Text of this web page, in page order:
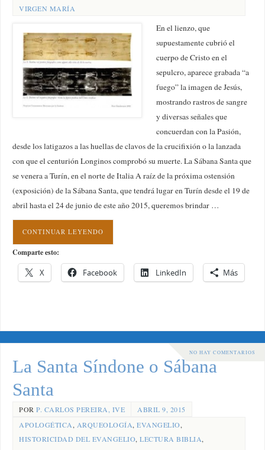
VIRGEN MARÍA
En el lienzo, que
supuestamente cubrió el
cuerpo de Cristo en el
sepulcro, aparece grabada “a
fuego” la imagen de Jesús,
mostrando rastros de sangre
y diversas señales que
concuerdan con la Pasión,
desde los latigazos a las huellas de clavos de la crucifixión o la lanzada
con que el centurión Longinos comprobó su muerte. La Sábana Santa que
se venera a Turín, en el norte de Italia A raíz de la próxima ostensión
(exposición) de la Sábana Santa, que tendrá lugar en Turín desde el 19 de
abril hasta el 24 de junio de este año 2015, queremos brindar …
CONTINUAR LEYENDO
Comparte esto:
X Facebook LinkedIn Más
NO HAY COMENTARIOS
La Santa Síndone o Sábana
Santa
PORP. CARLOS PEREIRA, IVE
ABRIL 9, 2015
APOLOGÉTICA, ARQUEOLOGÍA,EVANGELIO,
HISTORICIDAD DEL EVANGELIO,LECTURA BIBLIA,